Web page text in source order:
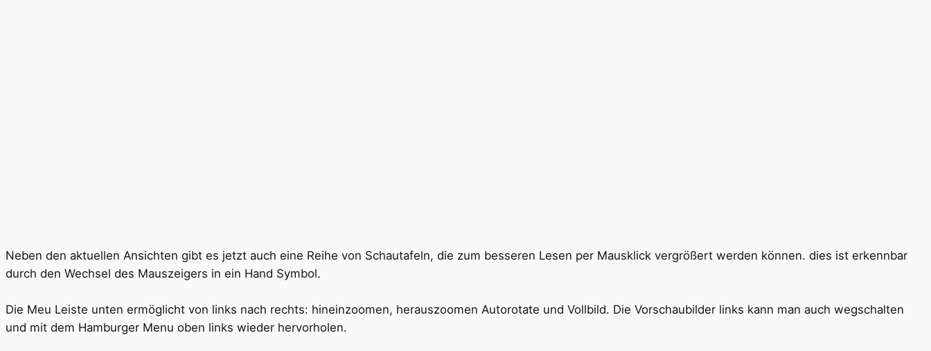
Neben den aktuellen Ansichten gibt es jetzt auch eine Reihe von Schautafeln, die zum besseren Lesen per Mausklick vergrößert werden können. dies ist erkennbar
durch den Wechsel des Mauszeigers in ein Hand Symbol.
Die Meu Leiste unten ermöglicht von links nach rechts: hineinzoomen, herauszoomen Autorotate und Vollbild. Die Vorschaubilder links kann man auch wegschalten
und mit dem Hamburger Menu oben links wieder hervorholen.